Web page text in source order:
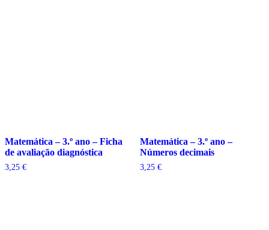
Matemática – 3.º ano – Ficha
de avaliação diagnóstica
3,25 €
Matemática – 3.º ano –
Números decimais
3,25 €